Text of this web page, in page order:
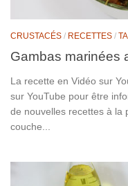
CRUSTACÉS / RECETTES /
Gambas marinées
La recette en Vidéo sur
sur YouTube pour être
de nouvelles recettes à
couche...